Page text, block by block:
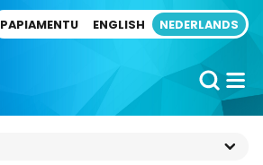
PAPIAMENTU ENGLISH NEDERLANDS